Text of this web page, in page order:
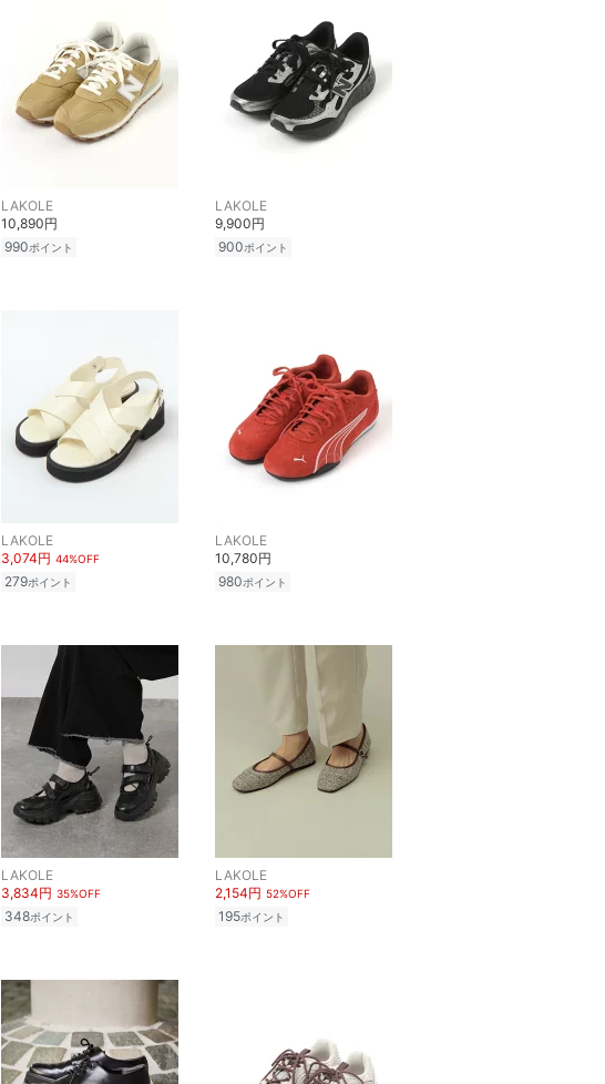
LAKOLE
10,890円
990ポイント
LAKOLE
9,900円
900ポイント
LAKOLE
3,074円 44%OFF
279ポイント
LAKOLE
10,780円
980ポイント
LAKOLE
3,834円 35%OFF
348ポイント
LAKOLE
2,154円 52%OFF
195ポイント